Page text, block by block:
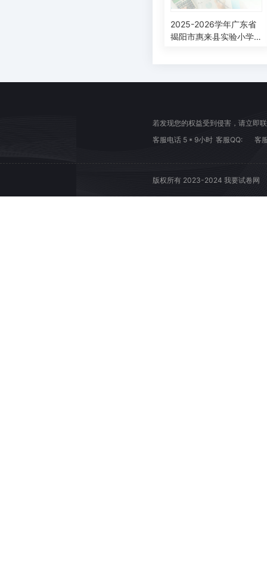
2025-2026学年广东省
揭阳市惠来县实验小学
若发现您的权益受到侵害，请立即
客服电话 5 * 9小时 客服QQ: 客
版权所有 2023-2024 我要试卷网